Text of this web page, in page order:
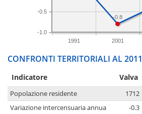
1991 2001
-1.0
-0.5
-0.8
CONFRONTI TERRITORIALI AL 2011
Indicatore Valva
Popolazione residente 1712
Variazione intercensuaria annua
-0.3